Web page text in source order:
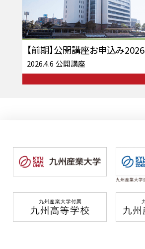
【前期】公開講座お申込み2026
2026.4.6 公開講座